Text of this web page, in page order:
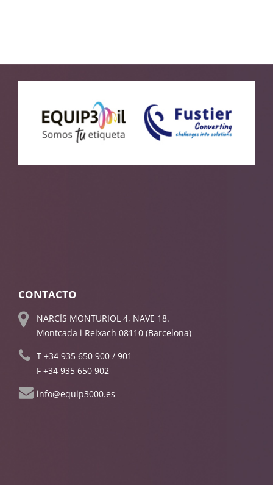
CONTACTO
NARCÍS MONTURIOL 4, NAVE 18.
Montcada i Reixach 08110 (Barcelona)
T +34 935 650 900 / 901
F +34 935 650 902
info@equip3000.es